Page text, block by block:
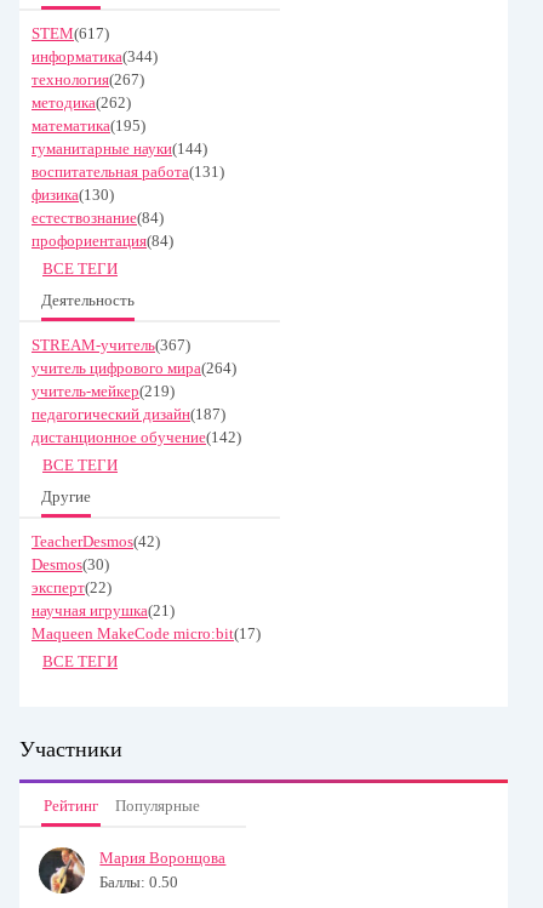
STEM(617)
информатика(344)
технология(267)
методика(262)
математика(195)
гуманитарные науки(144)
воспитательная работа(131)
физика(130)
естествознание(84)
профориентация(84)
ВСЕ ТЕГИ
Деятельность
STREAM-учитель(367)
учитель цифрового мира(264)
учитель-мейкер(219)
педагогический дизайн(187)
дистанционное обучение(142)
ВСЕ ТЕГИ
Другие
TeacherDesmos(42)
Desmos(30)
эксперт(22)
научная игрушка(21)
Maqueen MakeCode micro:bit(17)
ВСЕ ТЕГИ
Участники
Рейтинг Популярные
Мария Воронцова
Баллы: 0.50